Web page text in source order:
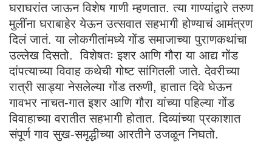
घराघरांत जाऊन विशेष गाणी म्हणतात. त्या गाण्यांद्वारे तरुण
मुलींना घराबाहेर येऊन उत्सवात सहभागी होण्याचं आमंत्रण
दिलं जातं. या लोकगीतांमध्ये गोंड समाजाच्या पुराणकथांचा
उल्लेख दिसतो. विशेषतः इशर आणि गौरा या आद्य गोंड
दांपत्याच्या विवाह कथेची गोष्ट सांगितली जाते. देवरीच्या
रात्री साड्या नेसलेल्या गोंड तरुणी, हातात दिवे घेऊन
गावभर नाचत-गात इशर आणि गौरा यांच्या पहिल्या गोंड
विवाहाच्या वरातीत सहभागी होतात. दिव्यांच्या प्रकाशात
संपूर्ण गाव सुख-समृद्धीच्या आरतीने उजळून निघतो.